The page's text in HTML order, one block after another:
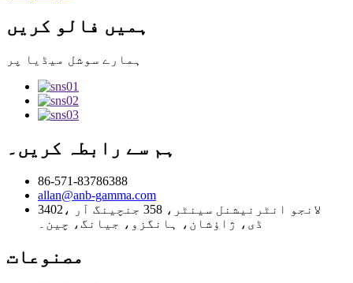
ہمیں فالو کریں
ہمارے سوشل میڈیا پر
ہم سے رابطہ کریں۔
86-571-83786388
allan@anb-gamma.com
3402، لانجو انٹرنیشنل سینٹر، 358 جنچینگ آر
ڈی، ژاؤشان، ہانگزو، جیانگ، چین۔
مصنوعات